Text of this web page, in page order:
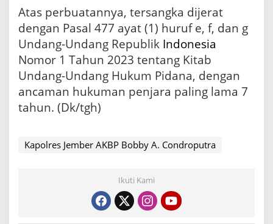
Atas perbuatannya, tersangka dijerat
dengan Pasal 477 ayat (1) huruf e, f, dan g
Undang-Undang Republik Indonesia
Nomor 1 Tahun 2023 tentang Kitab
Undang-Undang Hukum Pidana, dengan
ancaman hukuman penjara paling lama 7
tahun. (Dk/tgh)
Kapolres Jember AKBP Bobby A. Condroputra
Ikuti Kami